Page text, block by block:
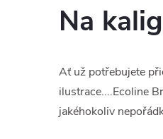
Na
Ať už potřebujete
ilustrace....Ecoline
jakéhokoliv